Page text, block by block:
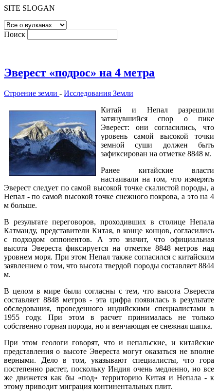
SITE SLOGAN
Поиск
Эверест «подрос» на 4 метра
Строение земли - Исследования Земли
Китай и Непал разрешили
затянувшийся спор о пике
Эверест: они согласились, что
уровень самой высокой точки
земной суши должен быть
зафиксирован на отметке 8848 м.
Ранее китайские власти
настаивали на том, что измерять
Эверест следует по самой высокой точке скалистой породы, а
Непал - по самой высокой точке снежного покрова, а это на 4
м больше.
В результате переговоров, проходивших в столице Непала
Катманду, представители Китая, в конце концов, согласились
с подходом оппонентов. А это значит, что официальная
высота Эвереста фиксируется на отметке 8848 метров над
уровнем моря. При этом Непал также согласился с китайским
заявлением о том, что высота твердой породы составляет 8844
м.
В целом в мире были согласны с тем, что высота Эвереста
составляет 8848 метров - эта цифра появилась в результате
обследования, проведенного индийскими специалистами в
1955 году. При этом в расчет принималась не только
собственно горная порода, но и венчающая ее снежная шапка.
При этом геологи говорят, что и непальские, и китайские
представления о высоте Эвереста могут оказаться не вполне
верными. Дело в том, указывают специалисты, что гора
постепенно растет, поскольку Индия очень медленно, но все
же движется как бы «под» территорию Китая и Непала - к
этому приводит миграция континентальных плит.